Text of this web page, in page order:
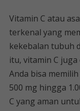
Vitamin C atau
terkenal yang
kekebalan tubuh
itu, vitamin C
Anda bisa
500 mg hingga
C yang aman